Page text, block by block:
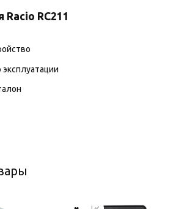
RC211